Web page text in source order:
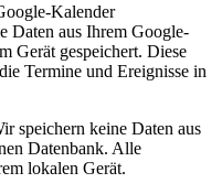
Kalender
Daten aus Ihrem Google-
Gerät gespeichert. Diese
Termine und Ereignisse in
speichern keine Daten aus
Datenbank. Alle
lokalen Gerät.